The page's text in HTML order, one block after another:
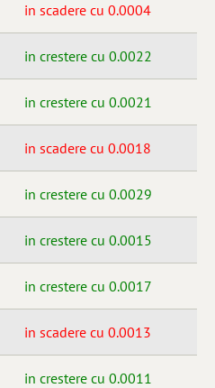
in scadere cu 0.0004
in crestere cu 0.0022
in crestere cu 0.0021
in scadere cu 0.0018
in crestere cu 0.0029
in crestere cu 0.0015
in crestere cu 0.0017
in scadere cu 0.0013
in crestere cu 0.0011